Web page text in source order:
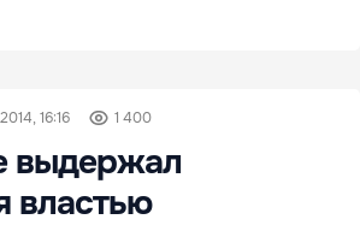
16:16 1 400
выдержал
властью